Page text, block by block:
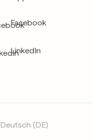
Facebook
LinkedIn
Deutsch (DE)